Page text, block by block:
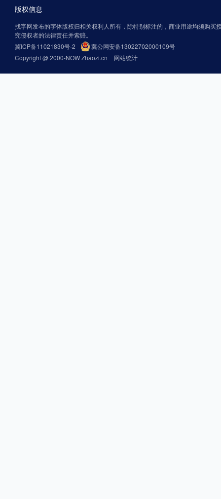
版权信息
找字网发布的字体版权归相关权利人所有，除特别标注的，商业用途均须购买
究侵权者的法律责任并索赔。
冀ICP备11021830号-2
冀公网安备13022702000109号
Copyright @ 2000-NOW Zhaozi.cn
网站统计